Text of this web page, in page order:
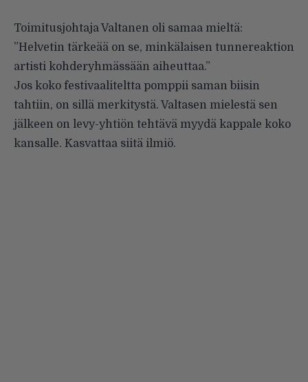
Toimitusjohtaja Valtanen oli samaa mieltä:
”Helvetin tärkeää on se, minkälaisen tunnereaktion
artisti kohderyhmässään aiheuttaa.”
Jos koko festivaaliteltta pomppii saman biisin
tahtiin, on sillä merkitystä. Valtasen mielestä sen
jälkeen on levy-yhtiön tehtävä myydä kappale koko
kansalle. Kasvattaa siitä ilmiö.